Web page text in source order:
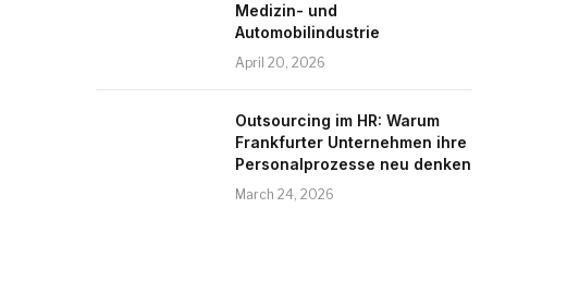
Medizin- und
Automobilindustrie
April 20, 2026
Outsourcing im HR: Warum
Frankfurter Unternehmen ihre
Personalprozesse neu denken
March 24, 2026